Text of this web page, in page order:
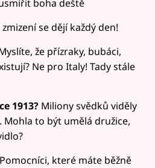
boha deště
se dějí každý den!
že přízraky, bubáci,
Ne pro Italy! Tady stále
1913? Miliony svědků viděly
Mohla to být umělá družice,
Pomocníci, které máte běžně